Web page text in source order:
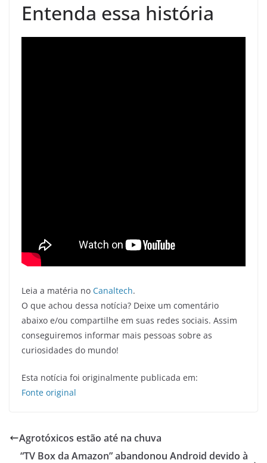
Entenda essa história
Leia a matéria no Canaltech.
O que achou dessa notícia? Deixe um comentário
abaixo e/ou compartilhe em suas redes sociais. Assim
conseguiremos informar mais pessoas sobre as
curiosidades do mundo!
Esta notícia foi originalmente publicada em:
Fonte original
Agrotóxicos estão até na chuva
“TV Box da Amazon” abandonou Android devido à